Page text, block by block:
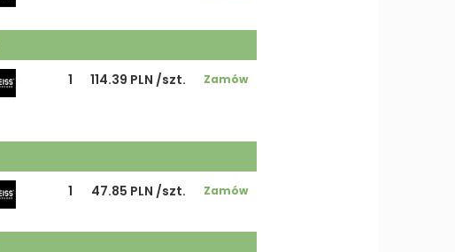
1 114.39 PLN /szt. Zamów
1 47.85 PLN /szt. Zamów